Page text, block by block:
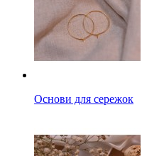
Основи для сережок